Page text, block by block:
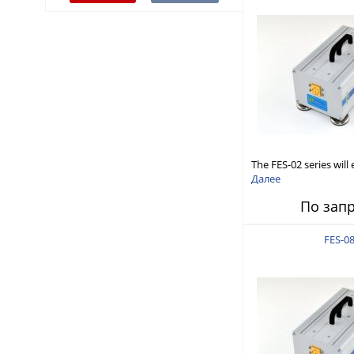
The FES-02 series
existing microwave
in WR-02 band (325-
Далее
По
FES-08